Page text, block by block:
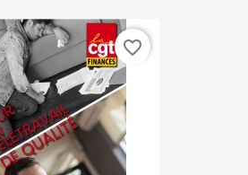
favorite_border